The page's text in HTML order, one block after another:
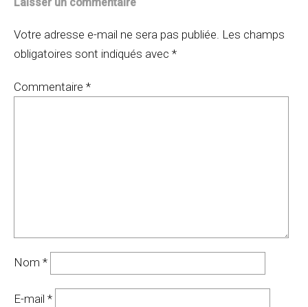
Votre adresse e-mail ne sera pas publiée. Les champs
obligatoires sont indiqués avec *
Commentaire *
Nom *
E-mail *